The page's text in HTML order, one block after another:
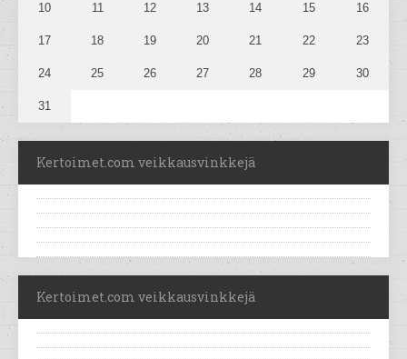
10 11 12 13 14 15 16
17 18 19 20 21 22 23
24 25 26 27 28 29 30
31
Kertoimet.com veikkausvinkkejä
Kertoimet.com veikkausvinkkejä